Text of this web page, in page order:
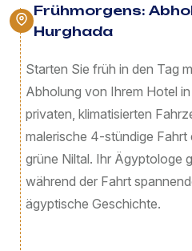
Frühmorgens:
Hurghada
Starten Sie früh in den Tag
Abholung von Ihrem Hotel
privaten, klimatisierten
malerische 4-stündige Fahrt
grüne Niltal. Ihr Ägyptologe
während der Fahrt
ägyptische Geschichte.